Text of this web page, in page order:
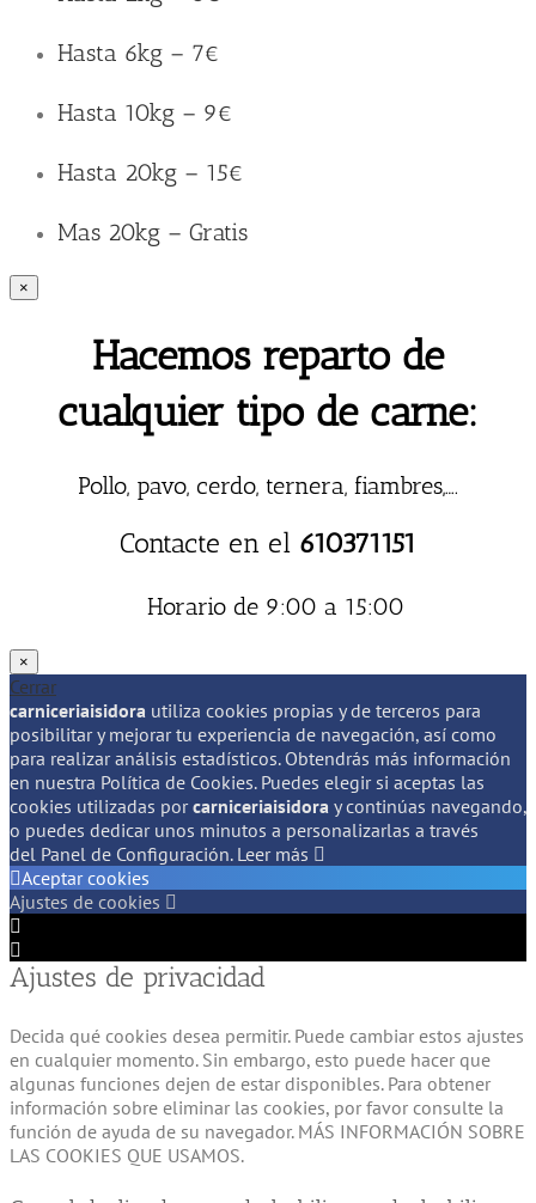
Hasta 6kg – 7€
Hasta 10kg – 9€
Hasta 20kg – 15€
Mas 20kg – Gratis
×
Hacemos reparto de
cualquier tipo de carne:
Pollo, pavo, cerdo, ternera, fiambres,….
Contacte en el 610371151
Horario de 9:00 a 15:00
×
Cerrar
carniceriaisidora utiliza cookies propias y de terceros para
posibilitar y mejorar tu experiencia de navegación, así como
para realizar análisis estadísticos. Obtendrás más información
en nuestra Política de Cookies. Puedes elegir si aceptas las
cookies utilizadas porcarniceriaisidora y continúas navegando,
o puedes dedicar unos minutos a personalizarlas a través
del Panel de Configuración. Leer más
Aceptar cookies
Ajustes de cookies
Cookie
Box
de
Cookie
Ajustes de privacidad
Decida qué cookies desea permitir. Puede cambiar estos ajustes
en cualquier momento. Sin embargo, esto puede hacer que
algunas funciones dejen de estar disponibles. Para obtener
información sobre eliminar las cookies, por favor consulte la
función de ayuda de su navegador. MÁS INFORMACIÓN SOBRE
LAS COOKIES QUE USAMOS.